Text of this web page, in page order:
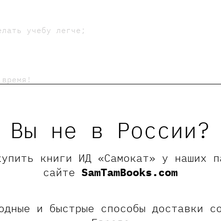
Вы не в России?
книги ИД «Самокат» у наших
сайтеSamTamBooks.com
и быстрые способы доставки
учебу легче;
- в них много историй про профессии,
полностью войдет в стоимость
стоимость книги не может быть